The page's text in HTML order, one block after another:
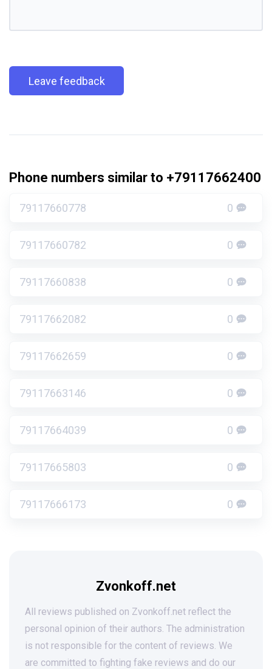
Leave feedback
Phone numbers similar to +79117662400
79117660778 0
79117660782 0
79117660838 0
79117662082 0
79117662659 0
79117663146 0
79117664039 0
79117665803 0
79117666173 0
Zvonkoff.net
All reviews published on Zvonkoff.net reflect the
personal opinion of their authors. The administration
is not responsible for the content of reviews. We
are committed to fighting fake reviews and do our